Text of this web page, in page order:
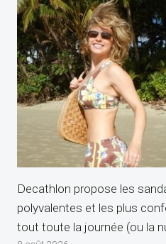
Decathlon propose les
polyvalentes et les plus
tout toute la journée (ou la